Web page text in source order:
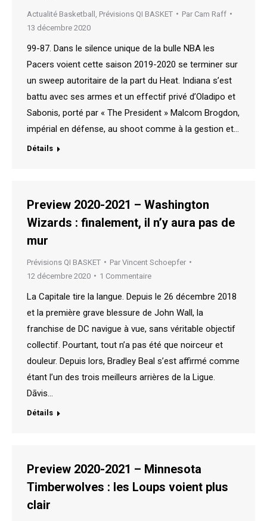
Actualité Basketball Prévisions QI BASKET Par Cam Raff
13 décembre 2020
99-87. Dans le silence unique de la bulle NBA les
Pacers voient cette saison 2019-2020 se terminer sur
un sweep autoritaire de la part du Heat. Indiana s’est
battu avec ses armes et un effectif privé d’Oladipo et
Sabonis, porté par « The President » Malcom Brogdon,
impérial en défense, au shoot comme à la gestion et…
Détails
Preview 2020-2021 – Washington
Wizards : finalement, il n’y aura pas de
mur
Prévisions QI BASKET Par Vincent Schoepfer
12 décembre 2020
1 Commentaire
La Capitale tire la langue. Depuis le 26 décembre 2018
et la première grave blessure de John Wall, la
franchise de DC navigue à vue, sans véritable objectif
collectif. Pourtant, tout n’a pas été que noirceur et
douleur. Depuis lors, Bradley Beal s’est affirmé comme
étant l’un des trois meilleurs arrières de la Ligue.
Dāvis…
Détails
Preview 2020-2021 – Minnesota
Timberwolves : les Loups voient plus
clair